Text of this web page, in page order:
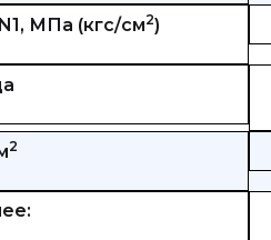
МПа (кгс/см2)
2